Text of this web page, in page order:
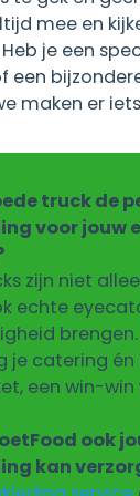
mee en
je een
een
maken er
truck de
voor jouw
zijn niet
echte
je catering
een win-
ook
kan